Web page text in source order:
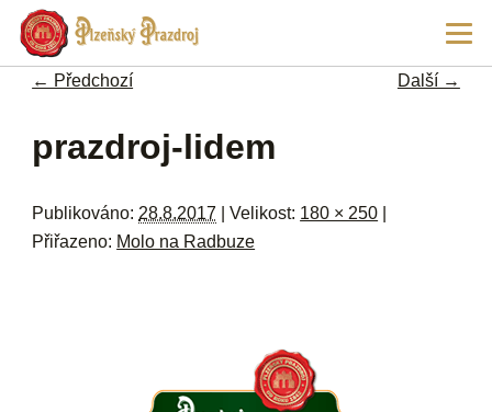
← Předchozí Další →
prazdroj-lidem
Publikováno: 28.8.2017 | Velikost: 180 × 250
Přiřazeno: Molo na Radbuze